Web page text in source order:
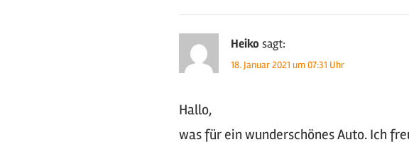
Tuning
Youngtimer
Heiko sagt:
18. Januar 2021 um 07:31 Uhr
Hallo,
was für ein wunderschönes Auto. Ich